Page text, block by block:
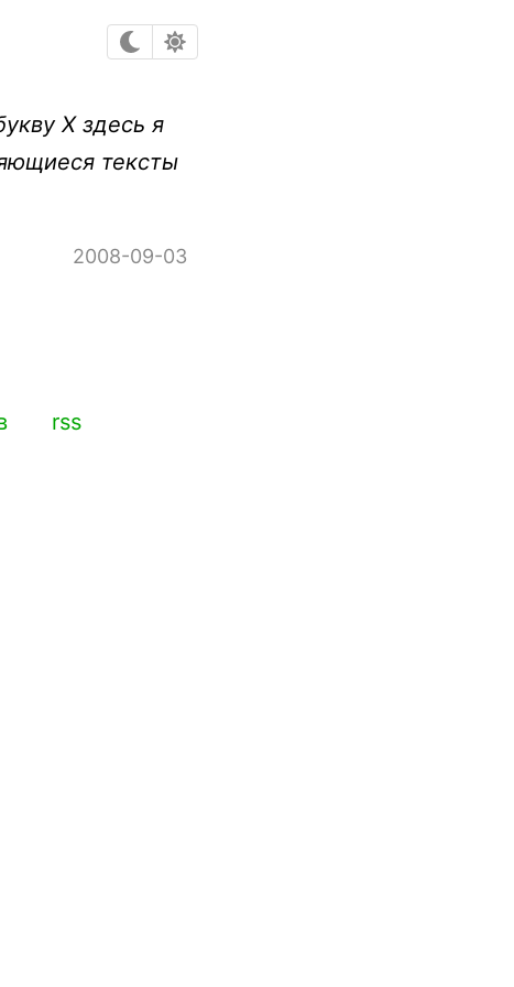
Х здесь я
тексты
2008-09-03
rss